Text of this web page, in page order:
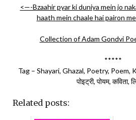
<—-Bzaahir pyar ki duniya mein jo
haath mein chaale hai pairon
Collection of Adam Gondvi
*****
Tag – Shayari, Ghazal, Poetry, Poem,
पोइट्री, पोयम, कविता,
Related posts: